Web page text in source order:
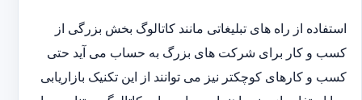
استفاده از راه های تبلیغاتی مانند کاتالوگ بخش بزرگی از
کسب و کار برای شرکت های بزرگ به حساب می آید حتی
کسب و کارهای کوچکتر نیز می توانند از این تکنیک بازاریابی